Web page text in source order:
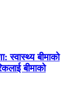
स्वास्थ्य बीमाको
बीमाको